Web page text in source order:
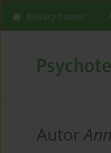
Bieżący numer
Autor